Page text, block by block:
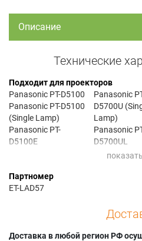
Описание
Технические
Подходит для проекторов
Panasonic PT-D5100
Panasonic PT-D5100
(Single Lamp)
Panasonic PT-
D5100E
Panasonic PT-
D5100U
Panasonic PT-D5700
Panasonic
D5700U
Lamp)
Panasonic
D5700UL
Panasonic
DF5700
DF5700
Партномер
ET-LAD57
Доставка в любой регион РФ